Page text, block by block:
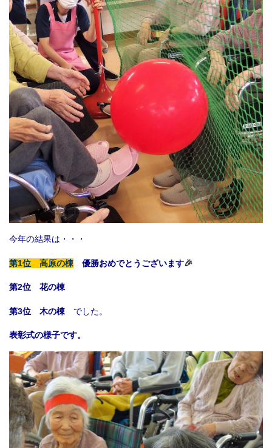
今年の結果は・・・
第1位 高原の棟 優勝おめでとうございます🎉
第2位 花の棟
第3位 木の棟 でした。
表彰式の様子です。